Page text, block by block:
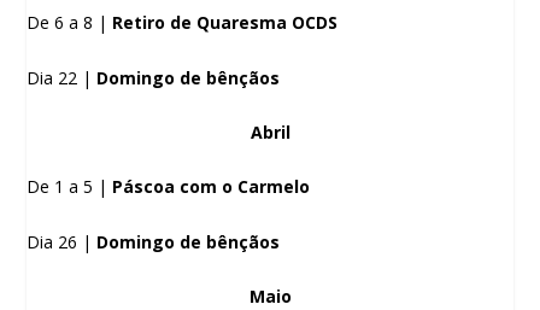
De 6 a 8 | Retiro de Quaresma OCDS
Dia 22 | Domingo de bênçãos
Abril
De 1 a 5 | Páscoa com o Carmelo
Dia 26 | Domingo de bênçãos
Maio